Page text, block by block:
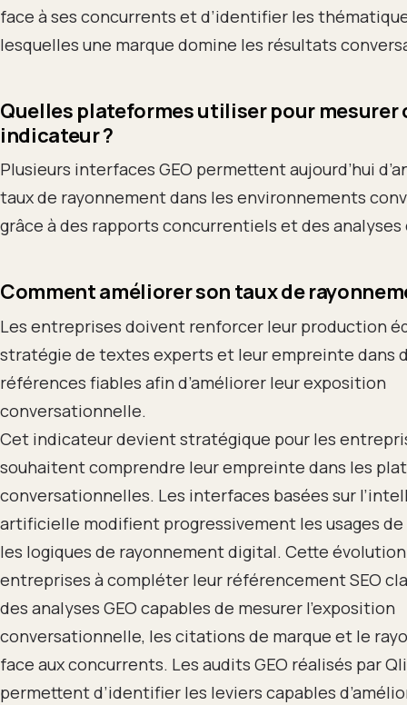
face à ses concurrents et d’identifier les
lesquelles une marque domine les résultats
Quelles plateformes utiliser pour mesurer
indicateur ?
Plusieurs interfaces GEO permettent aujourd’hui
taux de rayonnement dans les environnements
grâce à des rapports concurrentiels et des
Comment améliorer son taux de
Les entreprises doivent renforcer leur production
stratégie de textes experts et leur empreinte dans
références fiables afin d’améliorer leur exposition
conversationnelle.
Cet indicateur devient stratégique pour les
souhaitent comprendre leur empreinte dans les
conversationnelles. Les interfaces basées sur
artificielle modifient progressivement les usages
les logiques de rayonnement digital. Cette
entreprises à compléter leur référencement SEO
des analyses GEO capables de mesurer l’exposition
conversationnelle, les citations de marque et le
face aux concurrents. Les audits GEO réalisés par
permettent d’identifier les leviers capables